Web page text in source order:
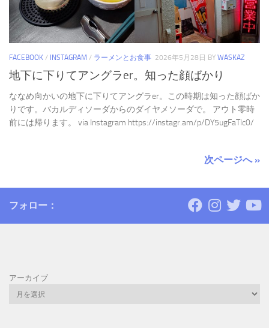
FACEBOOK / INSTAGRAM / ラーメンとお食事 2026年5月28日 BY WASKAZ
地下に下りてアングラer。知った顔ばかり
ななめ向かいの地下に下りてアングラer。この時期は知った顔ばか
りです。バカルディソーダからのダイヤメソーダで。 アウト零時
前には帰ります。 via Instagram https://instagr.am/p/DY5ugFaTlc0/
次ページへ »
フォロー：
アーカイブ